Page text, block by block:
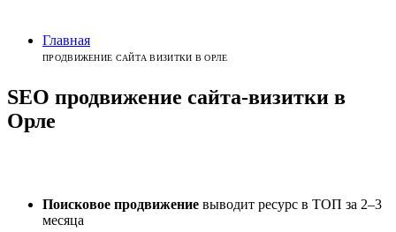
Главная
ПРОДВИЖЕНИЕ САЙТА ВИЗИТКИ В ОРЛЕ
SEO продвижение сайта-визитки в
Орле
Поисковое продвижение выводит ресурс в ТОП за 2–3
месяца